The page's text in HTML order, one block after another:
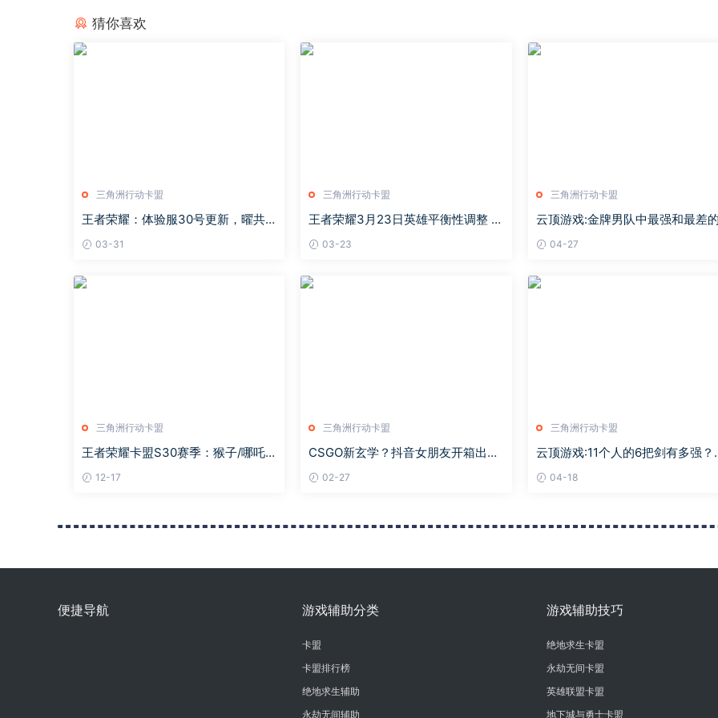
猜你喜欢
三角洲行动卡盟
王者荣耀：体验服30号更新，曜共
03-31
三角洲行动卡盟
王者荣耀3月23日英雄平衡性调整 公
03-23
三角洲行动卡盟
云顶游戏:金牌男队中最强和最差
04-27
三角洲行动卡盟
王者荣耀卡盟S30赛季：猴子/哪吒
弱 12-17
三角洲行动卡盟
CSGO新玄学？抖音女朋友开箱出金
02-27
三角洲行动卡盟
云顶游戏:11个人的6把剑有多强？
04-18
便捷导航 游戏辅助分类
卡盟
卡盟排行榜
绝地求生辅助
永劫无间辅助
游戏辅助技巧
绝地求生卡盟
永劫无间卡盟
英雄联盟卡盟
地下城与勇士卡盟